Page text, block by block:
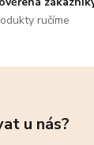
ručíme
u nás?